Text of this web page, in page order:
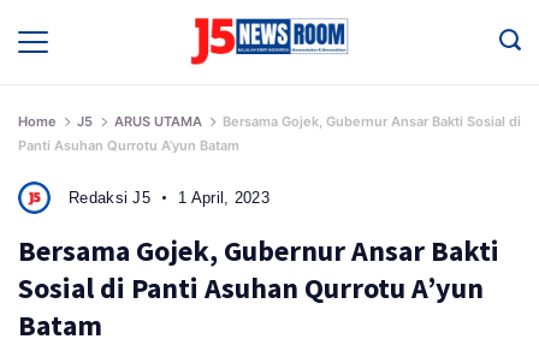
Home J5 ARUS UTAMA
Bersama Gojek, Gubernur Ansar Bakti Sosial di
Panti Asuhan Qurrotu A’yun Batam
Redaksi J5 1 April, 2023
Bersama Gojek, Gubernur Ansar Bakti
Sosial di Panti Asuhan Qurrotu A’yun
Batam